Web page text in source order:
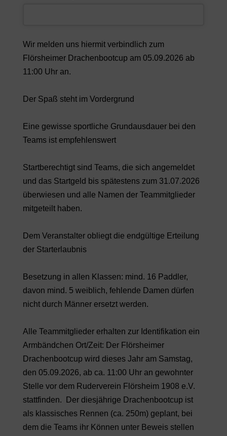
Wir melden uns hiermit verbindlich zum
Flörsheimer Drachenbootcup am 05.09.2026 ab
11:00 Uhr an.
Der Spaß steht im Vordergrund
Eine gewisse sportliche Grundausdauer bei den
Teams ist empfehlenswert
Startberechtigt sind Teams, die sich angemeldet
und das Startgeld bis spätestens zum 31.07.2026
überwiesen und alle Namen der Teammitglieder
mitgeteilt haben.
Dem Veranstalter obliegt die endgültige Erteilung
der Starterlaubnis
Besetzung in allen Klassen: mind. 16 Paddler,
davon mind. 5 weiblich, fehlende Damen dürfen
nicht durch Männer ersetzt werden.
Alle Teammitglieder erhalten zur Identifikation ein
Armbändchen Ort/Zeit: Der Flörsheimer
Drachenbootcup wird dieses Jahr am Samstag,
den 05.09.2026, ab ca. 11:00 Uhr an gewohnter
Stelle vor dem Ruderverein Flörsheim 1908 e.V.
stattfinden. Der diesjährige Drachenbootcup ist
als klassisches Rennen (ca. 250m) geplant, bei
dem die Teams ihr Können unter Beweis stellen